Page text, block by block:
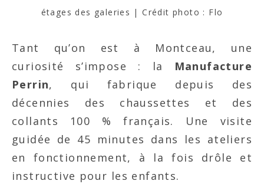
étages des galeries | Crédit photo : Flo
Tant qu’on est à Montceau, une
curiosité s’impose : la
Manufacture
Perrin, qui fabrique depuis des
décennies des chaussettes et des
collants 100 % français. Une visite
guidée de 45 minutes dans les ateliers
en fonctionnement, à la fois drôle et
instructive pour les enfants.